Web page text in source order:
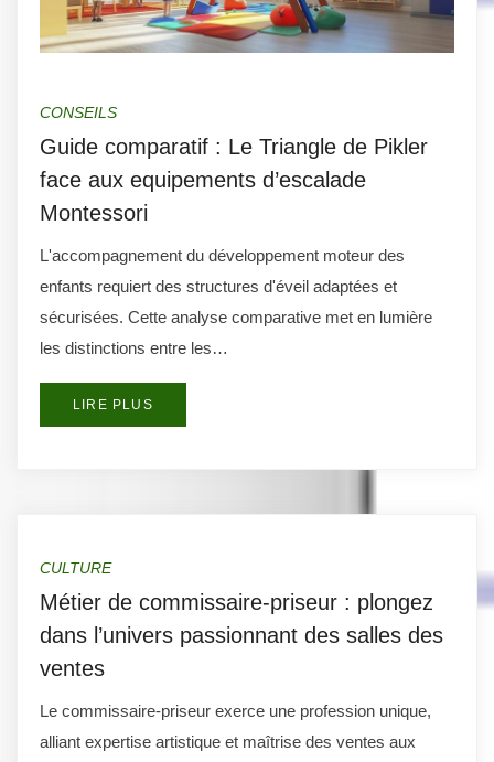
CONSEILS
Guide comparatif : Le Triangle de Pikler
face aux equipements d’escalade
Montessori
L'accompagnement du développement moteur des
enfants requiert des structures d'éveil adaptées et
sécurisées. Cette analyse comparative met en lumière
les distinctions entre les…
LIRE PLUS
CULTURE
Métier de commissaire-priseur : plongez
dans l’univers passionnant des salles des
ventes
Le commissaire-priseur exerce une profession unique,
alliant expertise artistique et maîtrise des ventes aux